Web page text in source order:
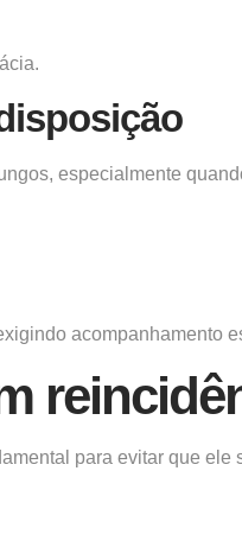
especialmente
acompanhamento
para evitar que ele